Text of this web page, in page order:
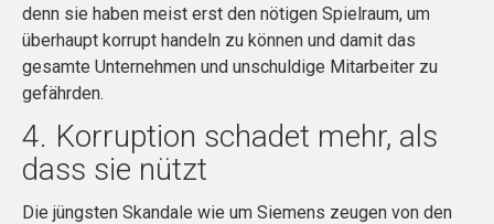
denn sie haben meist erst den nötigen Spielraum, um
überhaupt korrupt handeln zu können und damit das
gesamte Unternehmen und unschuldige Mitarbeiter zu
gefährden.
4. Korruption schadet mehr, als
dass sie nützt
Die jüngsten Skandale wie um Siemens zeugen von den